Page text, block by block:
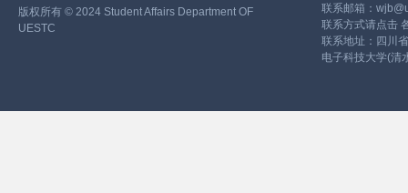
版权所有 © 2024 Student Affairs Department OF
UESTC
联系邮箱：
联系方式请点击
联系地址：四川
电子科技大学(清